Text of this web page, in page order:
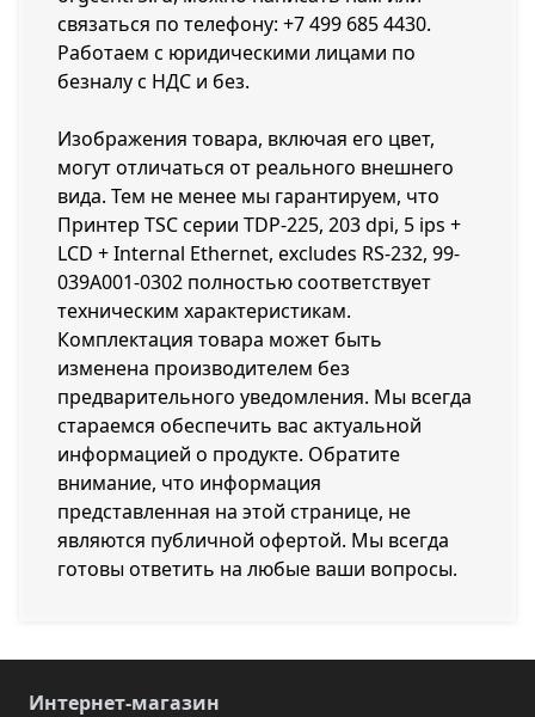
связаться по телефону: +7 499 685 4430.
Работаем с юридическими лицами по
безналу с НДС и без.
Изображения товара, включая его цвет,
могут отличаться от реального внешнего
вида. Тем не менее мы гарантируем, что
Принтер TSC серии TDP-225, 203 dpi, 5 ips +
LCD + Internal Ethernet, excludes RS-232, 99-
039A001-0302 полностью соответствует
техническим характеристикам.
Комплектация товара может быть
изменена производителем без
предварительного уведомления. Мы всегда
стараемся обеспечить вас актуальной
информацией о продукте. Обратите
внимание, что информация
представленная на этой странице, не
являются публичной офертой. Мы всегда
готовы ответить на любые ваши вопросы.
Интернет-магазин